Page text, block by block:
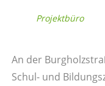
Projektbüro
An der
Schul- und